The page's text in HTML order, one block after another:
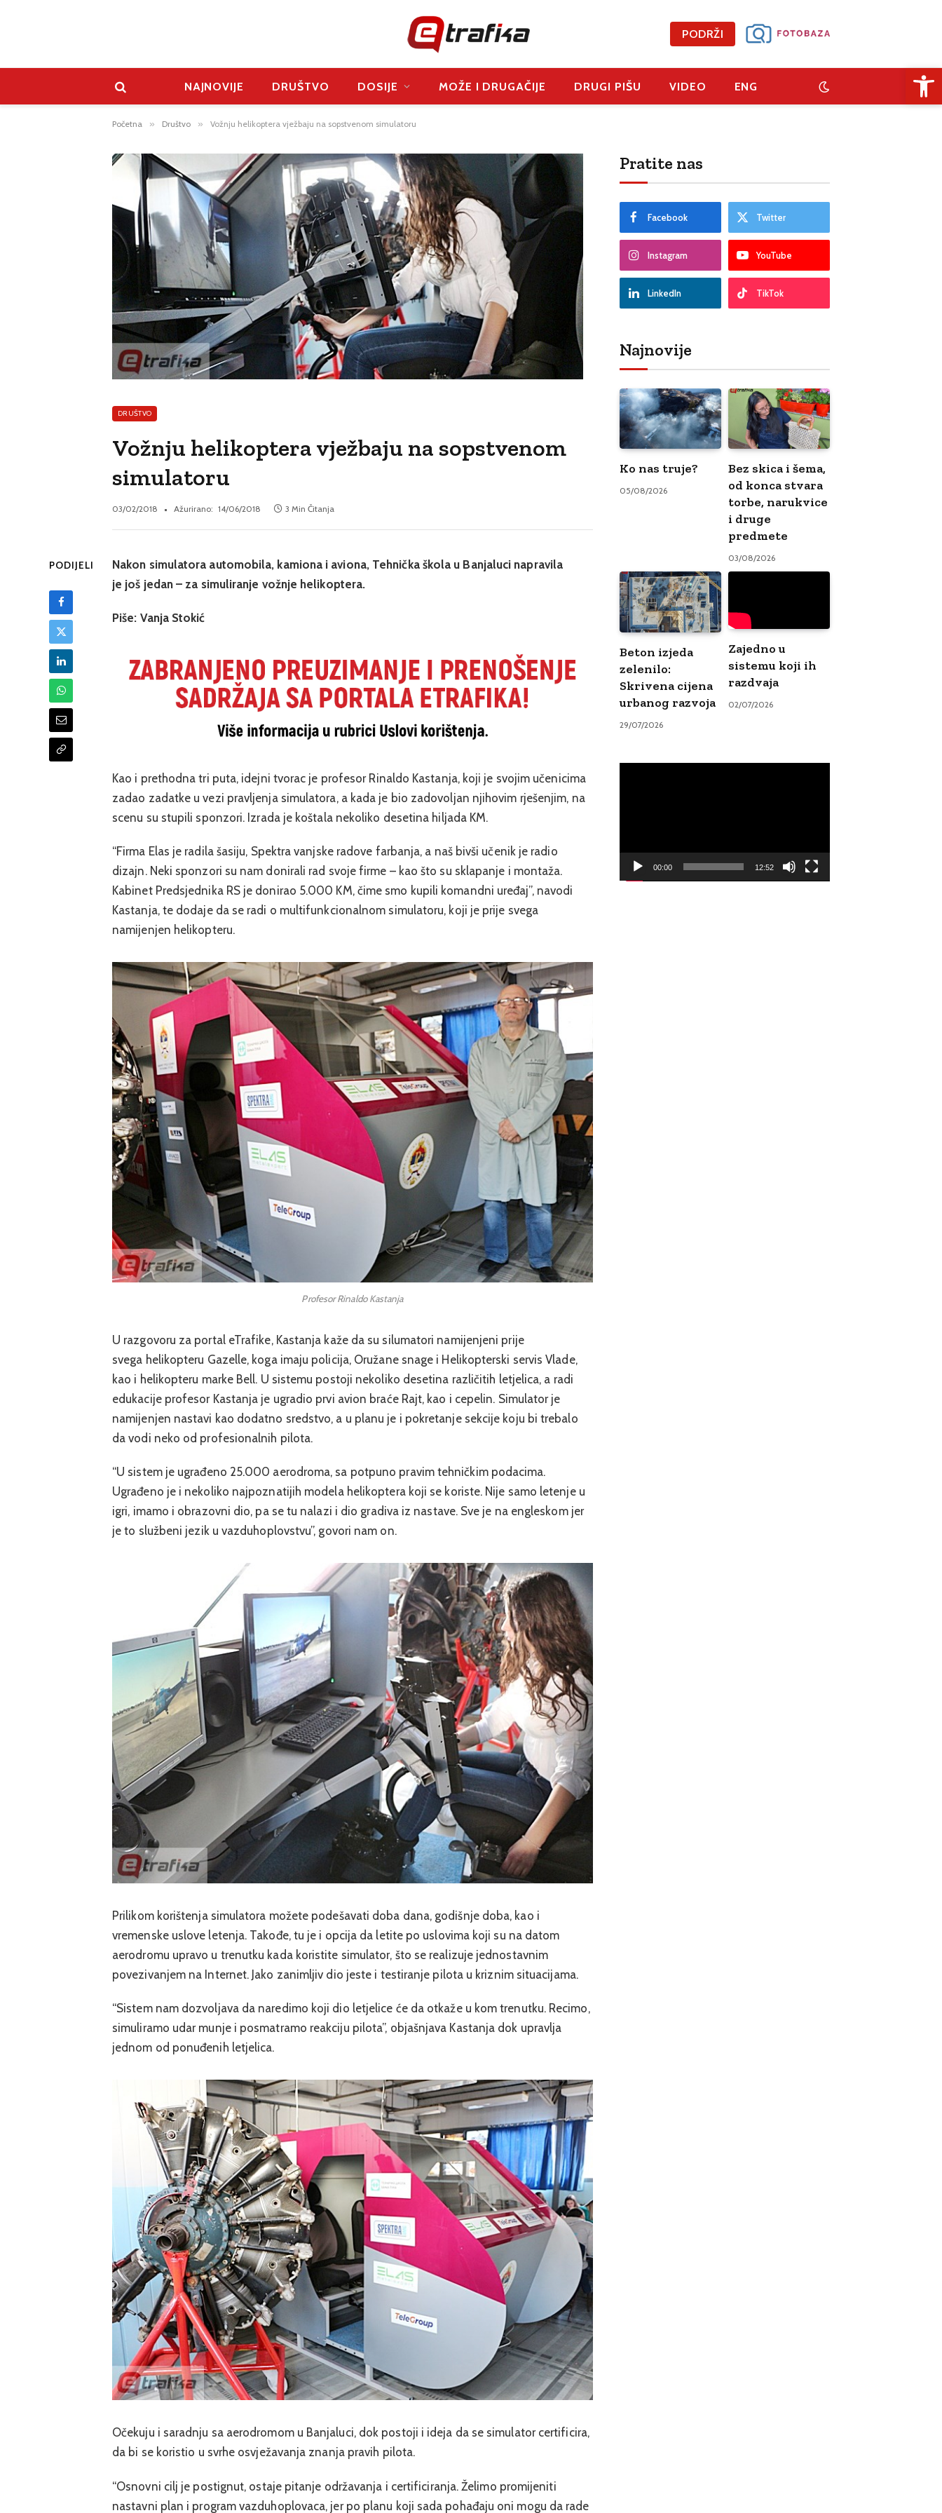
PODRŽI
NAJNOVIJE DRUŠTVO DOSIJE MOŽE I DRUGAČIJE DRUGI PIŠU VIDEO ENG
Početna » Društvo » Vožnju helikoptera vježbaju na sopstvenom simulatoru
DRUŠTVO
Vožnju helikoptera vježbaju na sopstvenom
simulatoru
03/02/2018 Ažurirano: 14/06/2018 3 Min Čitanja
PODIJELI
Nakon simulatora automobila, kamiona i aviona, Tehnička škola u Banjaluci napravila
je još jedan – za simuliranje vožnje helikoptera.
Piše: Vanja Stokić
Kao i prethodna tri puta, idejni tvorac je profesor Rinaldo Kastanja, koji je svojim učenicima
zadao zadatke u vezi pravljenja simulatora, a kada je bio zadovoljan njihovim rješenjim, na
scenu su stupili sponzori. Izrada je koštala nekoliko desetina hiljada KM.
“Firma Elas je radila šasiju, Spektra vanjske radove farbanja, a naš bivši učenik je radio
dizajn. Neki sponzori su nam donirali rad svoje firme – kao što su sklapanje i montaža.
Kabinet Predsjednika RS je donirao 5.000 KM, čime smo kupili komandni uređaj”, navodi
Kastanja, te dodaje da se radi o multifunkcionalnom simulatoru, koji je prije svega
namijenjen helikopteru.
Profesor Rinaldo Kastanja
U razgovoru za portal eTrafike, Kastanja kaže da su silumatori namijenjeni prije
svega helikopteru Gazelle, koga imaju policija, Oružane snage i Helikopterski servis Vlade,
kao i helikopteru marke Bell. U sistemu postoji nekoliko desetina različitih letjelica, a radi
edukacije profesor Kastanja je ugradio prvi avion braće Rajt, kao i cepelin. Simulator je
namijenjen nastavi kao dodatno sredstvo, a u planu je i pokretanje sekcije koju bi trebalo
da vodi neko od profesionalnih pilota.
“U sistem je ugrađeno 25.000 aerodroma, sa potpuno pravim tehničkim podacima.
Ugrađeno je i nekoliko najpoznatijih modela helikoptera koji se koriste. Nije samo letenje u
igri, imamo i obrazovni dio, pa se tu nalazi i dio gradiva iz nastave. Sve je na engleskom jer
je to službeni jezik u vazduhoplovstvu”, govori nam on.
Prilikom korištenja simulatora možete podešavati doba dana, godišnje doba, kao i
vremenske uslove letenja. Takođe, tu je i opcija da letite po uslovima koji su na datom
aerodromu upravo u trenutku kada koristite simulator, što se realizuje jednostavnim
povezivanjem na Internet. Jako zanimljiv dio jeste i testiranje pilota u kriznim situacijama.
“Sistem nam dozvoljava da naredimo koji dio letjelice će da otkaže u kom trenutku. Recimo,
simuliramo udar munje i posmatramo reakciju pilota”, objašnjava Kastanja dok upravlja
jednom od ponuđenih letjelica.
Očekuju i saradnju sa aerodromom u Banjaluci, dok postoji i ideja da se simulator certificira,
da bi se koristio u svrhe osvježavanja znanja pravih pilota.
“Osnovni cilj je postignut, ostaje pitanje održavanja i certificiranja. Želimo promijeniti
nastavni plan i program vazduhoplovaca, jer po planu koji sada pohađaju oni mogu da rade
Pratite nas
Facebook Twitter
Instagram YouTube
LinkedIn TikTok
Najnovije
Ko nas truje?
05/08/2026
Bez skica i šema,
od konca stvara
torbe, narukvice
i druge
predmete
03/08/2026
Beton izjeda
zelenilo:
Skrivena cijena
urbanog razvoja
29/07/2026
Zajedno u
sistemu koji ih
razdvaja
02/07/2026
00:00 12:52